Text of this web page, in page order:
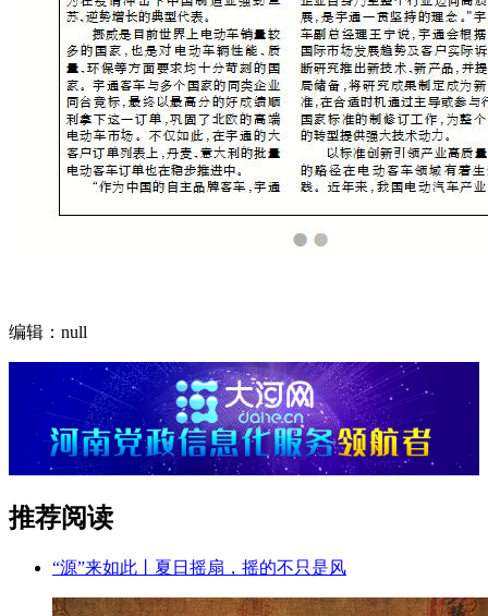
编辑：null
推荐阅读
“源”来如此丨夏日摇扇，摇的不只是风